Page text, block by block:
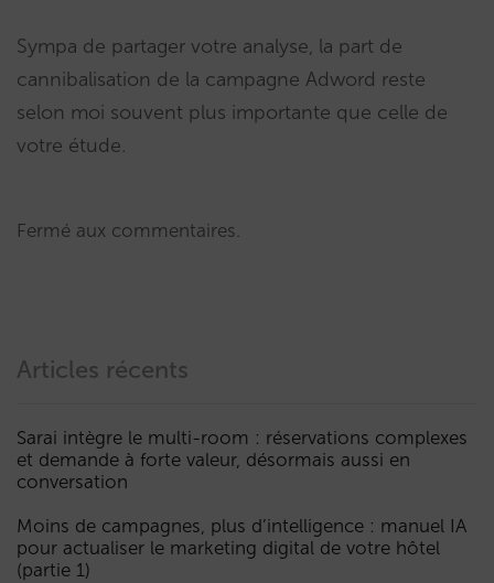
Sympa de partager votre analyse, la part de
cannibalisation de la campagne Adword reste
selon moi souvent plus importante que celle de
votre étude.
Fermé aux commentaires.
Articles récents
Sarai intègre le multi-room : réservations complexes
et demande à forte valeur, désormais aussi en
conversation
Moins de campagnes, plus d’intelligence : manuel IA
pour actualiser le marketing digital de votre hôtel
(partie 1)